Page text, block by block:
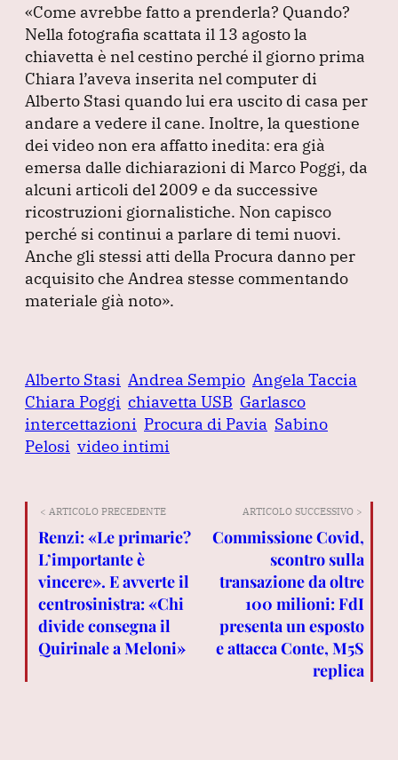
«Come avrebbe fatto a prenderla? Quando?
Nella fotografia scattata il 13 agosto la
chiavetta è nel cestino perché il giorno prima
Chiara l’aveva inserita nel computer di
Alberto Stasi quando lui era uscito di casa per
andare a vedere il cane. Inoltre, la questione
dei video non era affatto inedita: era già
emersa dalle dichiarazioni di Marco Poggi, da
alcuni articoli del 2009 e da successive
ricostruzioni giornalistiche. Non capisco
perché si continui a parlare di temi nuovi.
Anche gli stessi atti della Procura danno per
acquisito che Andrea stesse commentando
materiale già noto».
Alberto Stasi Andrea Sempio Angela Taccia
Chiara Poggi chiavetta USB Garlasco
intercettazioni Procura di Pavia Sabino
Pelosi video intimi
< ARTICOLO PRECEDENTE
Renzi: «Le primarie?
L’importante è
vincere». E avverte il
centrosinistra: «Chi
divide consegna il
Quirinale a Meloni»
ARTICOLO SUCCESSIVO >
Commissione Covid,
scontro sulla
transazione da oltre
100 milioni: FdI
presenta un esposto
e attacca Conte, M5S
replica